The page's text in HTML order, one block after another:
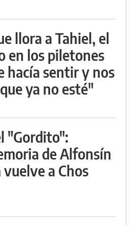
llora a Tahiel, el
en los piletones
hacía sentir y nos
ya no esté"
"Gordito":
de Alfonsín
a Chos